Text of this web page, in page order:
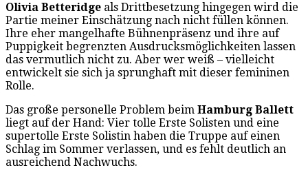
Olivia Betteridge als Drittbesetzung hingegen wird die
Partie meiner Einschätzung nach nicht füllen können.
Ihre eher mangelhafte Bühnenpräsenz und ihre auf
Puppigkeit begrenzten Ausdrucksmöglichkeiten lassen
das vermutlich nicht zu. Aber wer weiß – vielleicht
entwickelt sie sich ja sprunghaft mit dieser femininen
Rolle.
Das große personelle Problem beim Hamburg Ballett
liegt auf der Hand: Vier tolle Erste Solisten und eine
supertolle Erste Solistin haben die Truppe auf einen
Schlag im Sommer verlassen, und es fehlt deutlich an
ausreichend Nachwuchs.